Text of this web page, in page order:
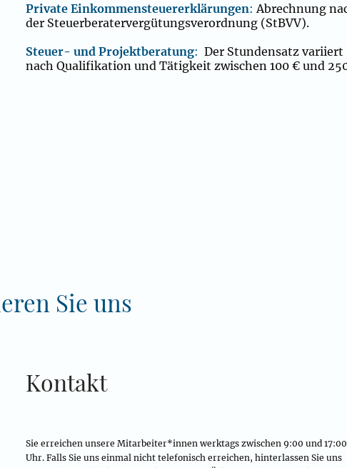
Private Einkommensteuer­erklärungen: Abrechnung
der Steuerberater­vergütungs­verordnung (StBVV).
Steuer- und Projektberatung: Der Stundensatz variiert
nach Qualifikation und Tätigkeit zwischen 100 € und
Kontakt
Sie erreichen unsere Mitarbeiter*innen werktags zwischen 9:00 und 17:00
Uhr. Falls Sie uns einmal nicht telefonisch erreichen, hinterlassen Sie uns
Sie uns